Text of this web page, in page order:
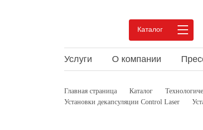
Каталог
Услуги О компании
Преимущества сотрудничества
Pеализованные проекты
Новости
Мероприятия
Статьи и обзоры
Видео
Главная страница Каталог
Установки декапсуляции Control Laser